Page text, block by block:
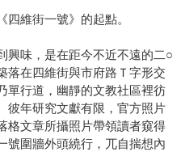
維街一號》的起點。
興味，是在距今不近不遠的二○
落在四維街與市府路Ｔ字形交
單行道，幽靜的文教社區裡彷
彼年研究文獻有限，官方照片
格文章所攝照片帶領讀者窺得
號圍牆外頭繞行，兀自揣想內